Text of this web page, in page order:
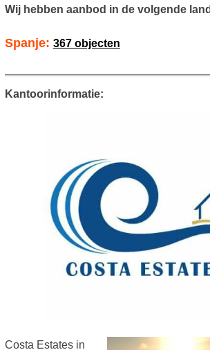
Wij hebben aanbod in de volgende
Spanje: 367 objecten
Kantoorinformatie:
Costa Estates in